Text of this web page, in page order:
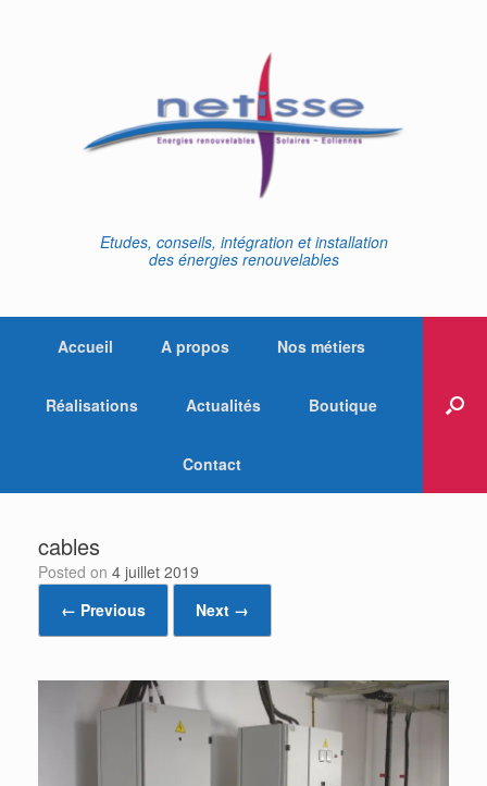
Etudes, conseils, intégration et installation
des énergies renouvelables
Accueil A propos Nos métiers
Réalisations Actualités Boutique
Contact
cables
Posted on 4 juillet 2019
← Previous
Next →